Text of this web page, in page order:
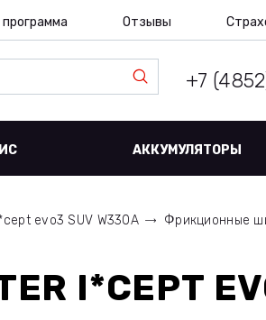
программа Отзывы
+7
АККУМУЛЯТОРЫ
evo3 SUV W330A Фрикционные
I*CEPT